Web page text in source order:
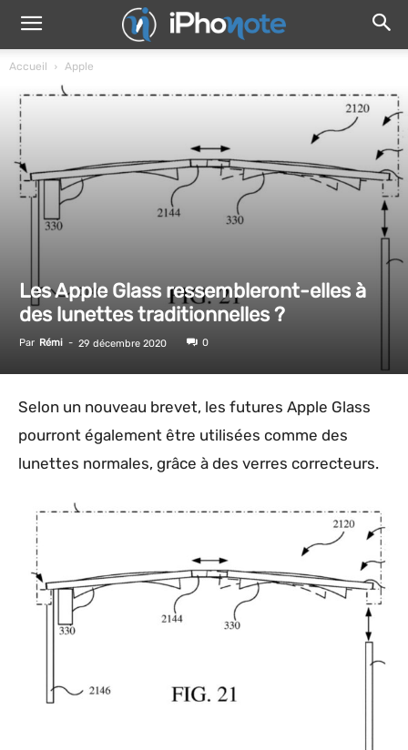
Accueil Apple
Les Apple Glass ressembleront-elles à
des lunettes traditionnelles ?
Par Rémi - 29 décembre 2020 0
Selon un nouveau brevet, les futures Apple Glass
pourront également être utilisées comme des
lunettes normales, grâce à des verres correcteurs.